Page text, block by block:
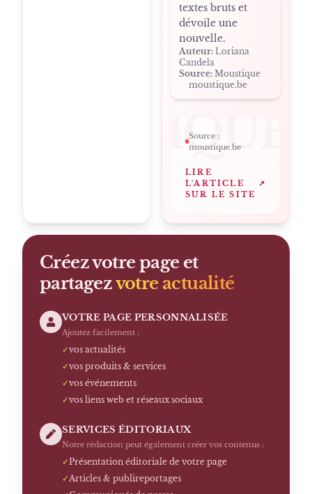
textes bruts et
dévoile une
nouvelle.
Auteur: Loriana
Candela
Source: Moustique
moustique.be
Source :
moustique.be
LIRE
L'ARTICLE
SUR LE SITE
↗
Créez votre page et
partagezvotre actualité
VOTRE PAGE PERSONNALISÉE
Ajoutez facilement :
✓vos actualités
✓vos produits & services
✓vos événements
✓vos liens web et réseaux sociaux
SERVICES ÉDITORIAUX
Notre rédaction peut également créer vos contenus :
✓Présentation éditoriale de votre page
✓ Articles & publireportages